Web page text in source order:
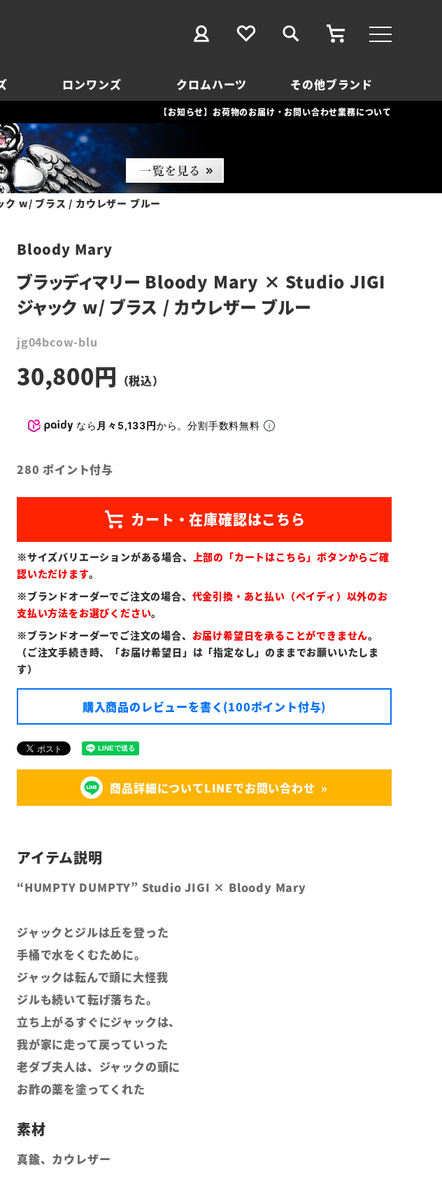
ロンワンズ クロムハーツ その他ブランド
【お知らせ】お荷物のお届け・お問い合わせ業務について
w/ ブラス / カウレザー ブルー
Bloody Mary
ブラッディマリー Bloody Mary × Studio JIGI
ジャック w/ ブラス / カウレザー ブルー
jg04bcow-blu
30,800
なら 月々5,133円から。分割手数料無料
280 ポイント付与
※サイズバリエーションがある場合、
上部の「カートはこちら」ボタンからご確
認いただけます。
※ブランドオーダーでご注文の場合、 代金引換・あと払い（ペイディ）以外のお
支払い方法をお選びください。
※ブランドオーダーでご注文の場合、 お届け希望日を承ることができません。
（ご注文手続き時、「お届け希望日」は「指定なし」のままでお願いいたしま
す）
購入商品のレビューを書く(100ポイント付与)
商品詳細についてLINEでお問い合わせ
“HUMPTY DUMPTY” Studio JIGI × Bloody Mary
ジャックとジルは丘を登った
手桶で水をくむために。
ジャックは転んで頭に大怪我
ジルも続いて転げ落ちた。
立ち上がるすぐにジャックは、
我が家に走って戻っていった
老ダブ夫人は、ジャックの頭に
お酢の薬を塗ってくれた
真鍮、カウレザー